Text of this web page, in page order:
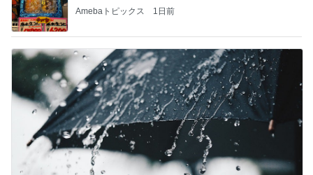
Amebaトピックス 1日前